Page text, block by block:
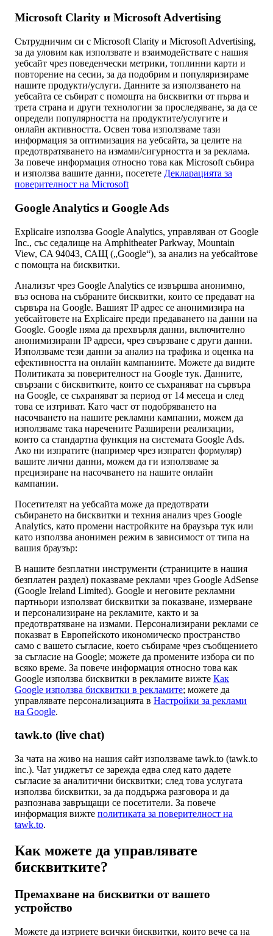
Microsoft Clarity и Microsoft Advertising
Сътрудничим си с Microsoft Clarity и Microsoft Advertising,
за да уловим как използвате и взаимодействате с нашия
уебсайт чрез поведенчески метрики, топлинни карти и
повторение на сесии, за да подобрим и популяризираме
нашите продукти/услуги. Данните за използването на
уебсайта се събират с помощта на бисквитки от първа и
трета страна и други технологии за проследяване, за да се
определи популярността на продуктите/услугите и
онлайн активността. Освен това използваме тази
информация за оптимизация на уебсайта, за целите на
предотвратяването на измами/сигурността и за реклама.
За повече информация относно това как Microsoft събира
и използва вашите данни, посетете Декларацията за
поверителност на Microsoft
Google Analytics и Google Ads
Explicaire използва Google Analytics, управляван от Google
Inc., със седалище на Amphitheater Parkway, Mountain
View, CA 94043, САЩ („Google“), за анализ на уебсайтове
с помощта на бисквитки.
Анализът чрез Google Analytics се извършва анонимно,
въз основа на събраните бисквитки, които се предават на
сървъра на Google. Вашият IP адрес се анонимизира на
уебсайтовете на Explicaire преди предаването на данни на
Google. Google няма да прехвърля данни, включително
анонимизирани IP адреси, чрез свързване с други данни.
Използваме тези данни за анализ на трафика и оценка на
ефективността на онлайн кампаниите. Можете да видите
Политиката за поверителност на Google тук. Данните,
свързани с бисквитките, които се съхраняват на сървъра
на Google, се съхраняват за период от 14 месеца и след
това се изтриват. Като част от подобряването на
насочването на нашите рекламни кампании, можем да
използваме така наречените Разширени реализации,
които са стандартна функция на системата Google Ads.
Ако ни изпратите (например чрез изпратен формуляр)
вашите лични данни, можем да ги използваме за
прецизиране на насочването на нашите онлайн
кампании.
Посетителят на уебсайта може да предотврати
събирането на бисквитки и техния анализ чрез Google
Analytics, като промени настройките на браузъра тук или
като използва анонимен режим в зависимост от типа на
вашия браузър:
В нашите безплатни инструменти (страниците в нашия
безплатен раздел) показваме реклами чрез Google AdSense
(Google Ireland Limited). Google и неговите рекламни
партньори използват бисквитки за показване, измерване
и персонализиране на рекламите, както и за
предотвратяване на измами. Персонализирани реклами се
показват в Европейското икономическо пространство
само с вашето съгласие, което събираме чрез съобщението
за съгласие на Google; можете да промените избора си по
всяко време. За повече информация относно това как
Google използва бисквитки в рекламите вижте Как
Google използва бисквитки в рекламите; можете да
управлявате персонализацията в Настройки за реклами
на Google.
tawk.to (live chat)
За чата на живо на нашия сайт използваме tawk.to (tawk.to
inc.). Чат уиджетът се зарежда едва след като дадете
съгласие за аналитични бисквитки; след това услугата
използва бисквитки, за да поддържа разговора и да
разпознава завръщащи се посетители. За повече
информация вижте политиката за поверителност на
tawk.to.
Как можете да управлявате
бисквитките?
Премахване на бисквитки от вашето
устройство
Можете да изтриете всички бисквитки, които вече са на